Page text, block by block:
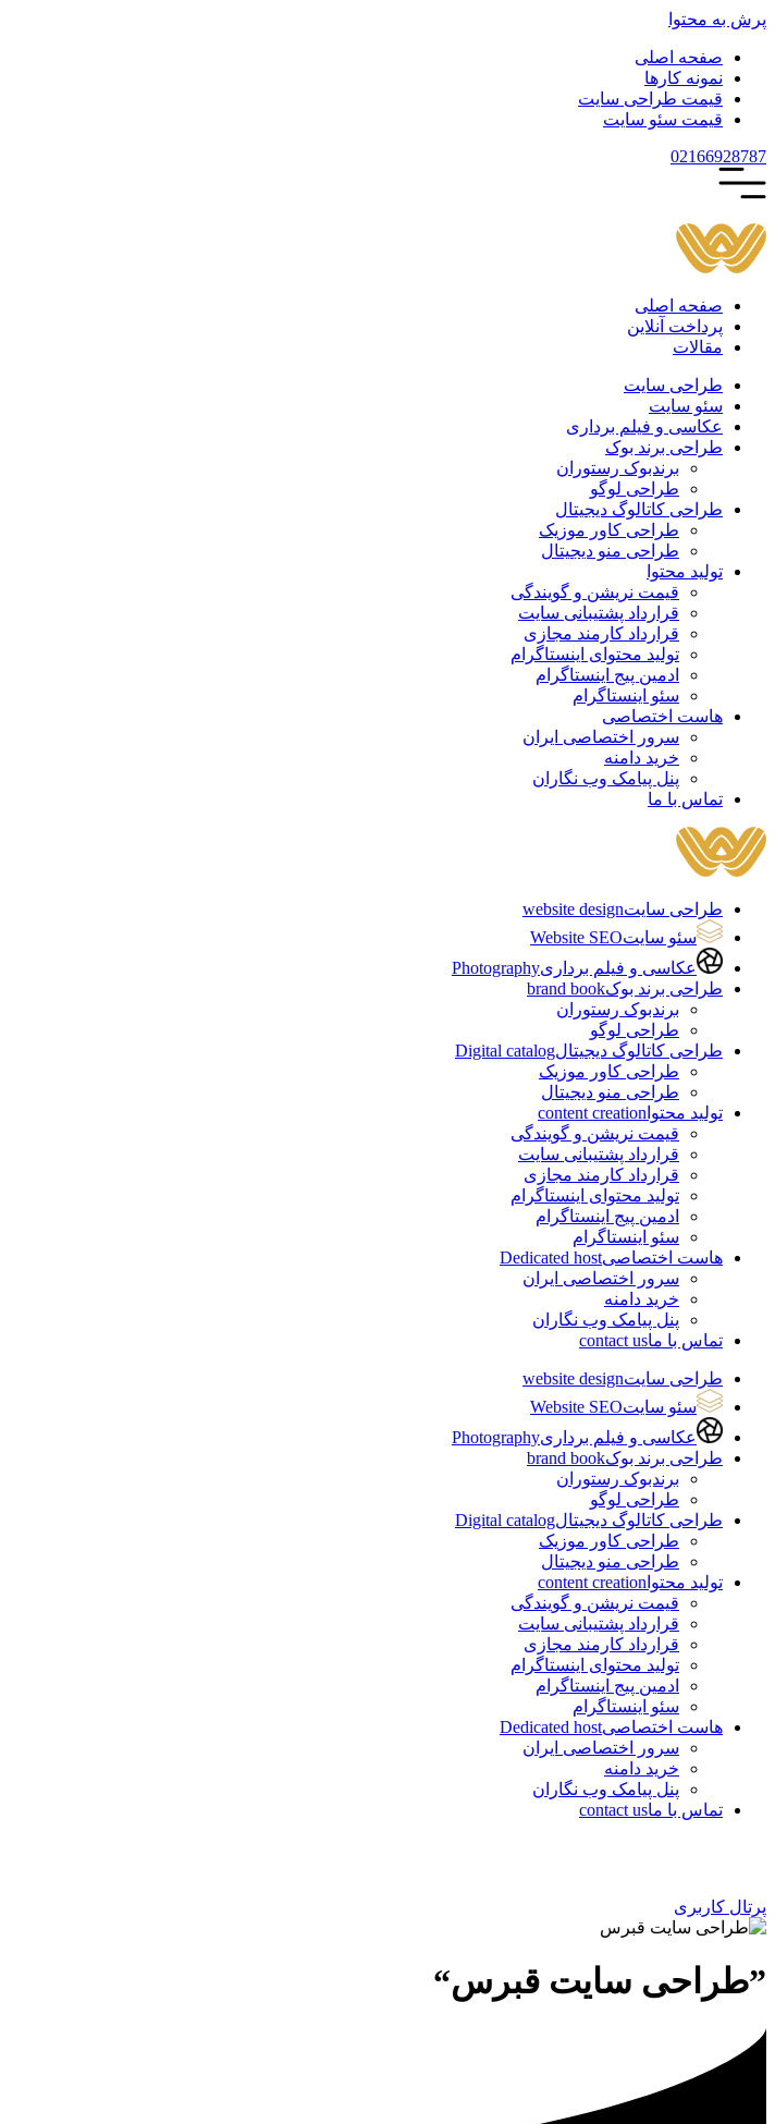
پرش به محتوا
صفحه اصلی
نمونه کارها
قیمت طراحی سایت
قیمت سئو سایت
02166928787
صفحه اصلی
پرداخت آنلاین
مقالات
طراحی سایت
سئو سایت
عکاسی و فیلم برداری
طراحی برند بوک
برندبوک رستوران
طراحی لوگو
طراحی کاتالوگ دیجیتال
طراحی کاور موزیک
طراحی منو دیجیتال
تولید محتوا
قیمت نریشن و گویندگی
قرارداد پشتیبانی سایت
قرارداد کارمند مجازی
تولید محتوای اینستاگرام
ادمین پیج اینستاگرام
سئو اینستاگرام
هاست اختصاصی
سرور اختصاصی ایران
خرید دامنه
پنل پیامک وب نگاران
تماس با ما
طراحی سایتwebsite design
سئو سایتWebsite SEO
عکاسی و فیلم برداریPhotography
طراحی برند بوکbrand book
برندبوک رستوران
طراحی لوگو
طراحی کاتالوگ دیجیتالDigital catalog
طراحی کاور موزیک
طراحی منو دیجیتال
تولید محتوا content creation
قیمت نریشن و گویندگی
قرارداد پشتیبانی سایت
قرارداد کارمند مجازی
تولید محتوای اینستاگرام
ادمین پیج اینستاگرام
سئو اینستاگرام
هاست اختصاصیDedicated host
سرور اختصاصی ایران
خرید دامنه
پنل پیامک وب نگاران
تماس با ماcontact us
طراحی سایتwebsite design
سئو سایتWebsite SEO
عکاسی و فیلم برداریPhotography
طراحی برند بوکbrand book
برندبوک رستوران
طراحی لوگو
طراحی کاتالوگ دیجیتالDigital catalog
طراحی کاور موزیک
طراحی منو دیجیتال
تولید محتوا content creation
قیمت نریشن و گویندگی
قرارداد پشتیبانی سایت
قرارداد کارمند مجازی
تولید محتوای اینستاگرام
ادمین پیج اینستاگرام
سئو اینستاگرام
هاست اختصاصیDedicated host
سرور اختصاصی ایران
خرید دامنه
پنل پیامک وب نگاران
تماس با ماcontact us
پرتال کاربری
”طراحی سایت قبرس“